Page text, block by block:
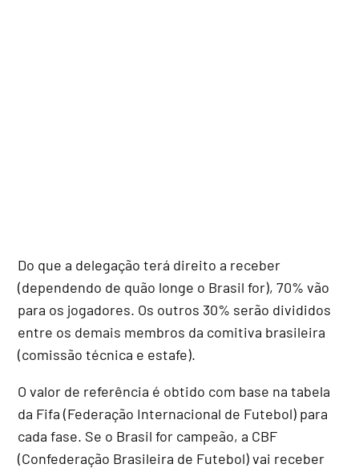
Do que a delegação terá direito a receber
(dependendo de quão longe o Brasil for), 70% vão
para os jogadores. Os outros 30% serão divididos
entre os demais membros da comitiva brasileira
(comissão técnica e estafe).
O valor de referência é obtido com base na tabela
da Fifa (Federação Internacional de Futebol) para
cada fase. Se o Brasil for campeão, a CBF
(Confederação Brasileira de Futebol) vai receber